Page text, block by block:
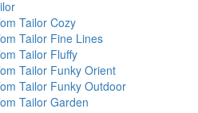
Tailor Cozy
Tailor Fine Lines
Tailor Fluffy
Tailor Funky Orient
Tailor Funky Outdoor
Tailor Garden